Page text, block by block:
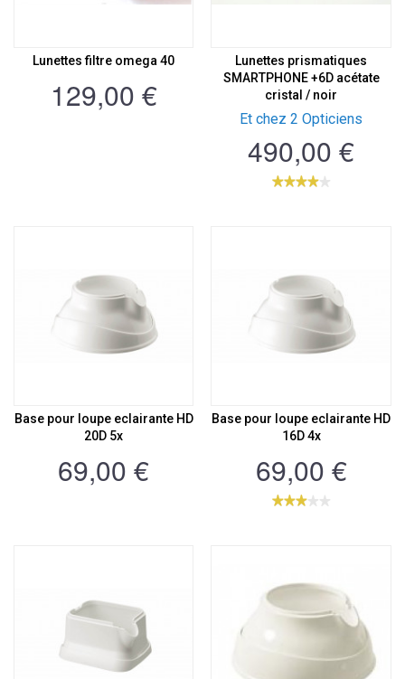
Lunettes filtre omega 40
129,00 €
Lunettes prismatiques
SMARTPHONE +6D acétate
cristal / noir
Et chez 2 Opticiens
490,00 €
Base pour loupe eclairante HD
20D 5x
69,00 €
Base pour loupe eclairante HD
16D 4x
69,00 €